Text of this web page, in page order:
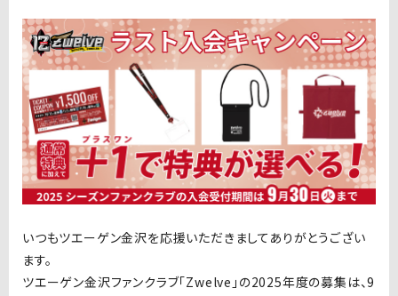
いつもツエーゲン金沢を応援いただきましてありがとうござい
ます。
ツエーゲン金沢ファンクラブ「Zwelve」の2025年度の募集は、9